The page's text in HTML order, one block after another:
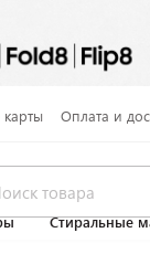
Оплата и
Стиральные